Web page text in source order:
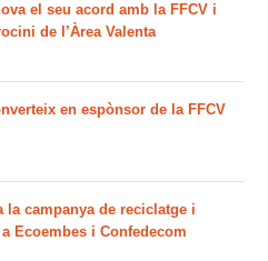
el seu acord amb la FFCV i
de l’Àrea Valenta
en espònsor de la FFCV
la campanya de reciclatge i
Ecoembes i Confedecom